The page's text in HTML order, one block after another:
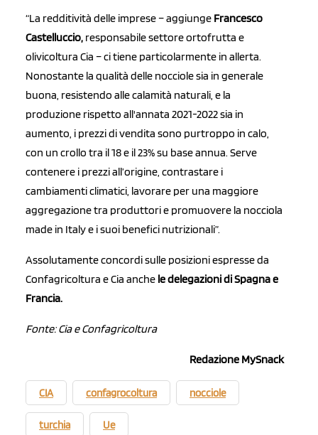
“La redditività delle imprese – aggiunge Francesco
Castelluccio, responsabile settore ortofrutta e
olivicoltura Cia – ci tiene particolarmente in allerta.
Nonostante la qualità delle nocciole sia in generale
buona, resistendo alle calamità naturali, e la
produzione rispetto all'annata 2021-2022 sia in
aumento, i prezzi di vendita sono purtroppo in calo,
con un crollo tra il 18 e il 23% su base annua. Serve
contenere i prezzi all’origine, contrastare i
cambiamenti climatici, lavorare per una maggiore
aggregazione tra produttori e promuovere la nocciola
made in Italy e i suoi benefici nutrizionali”.
Assolutamente concordi sulle posizioni espresse da
Confagricoltura e Cia anche le delegazioni di Spagna e
Francia.
Fonte: Cia e Confagricoltura
Redazione MySnack
CIA confagrocoltura nocciole
turchia Ue